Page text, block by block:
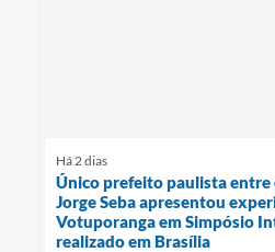
Há 2 dias
Único prefeito paulista entre
Jorge Seba apresentou
Votuporanga em Simpósio
realizado em Brasília